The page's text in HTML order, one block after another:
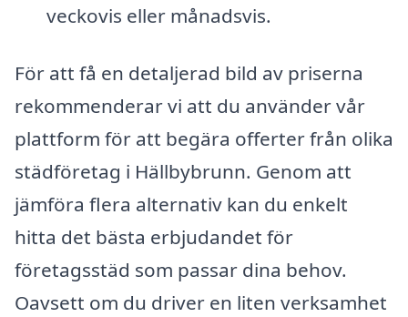
veckovis eller månadsvis.
För att få en detaljerad bild av priserna
rekommenderar vi att du använder vår
plattform för att begära offerter från olika
städföretag i Hällbybrunn. Genom att
jämföra flera alternativ kan du enkelt
hitta det bästa erbjudandet för
företagsstäd som passar dina behov.
Oavsett om du driver en liten verksamhet